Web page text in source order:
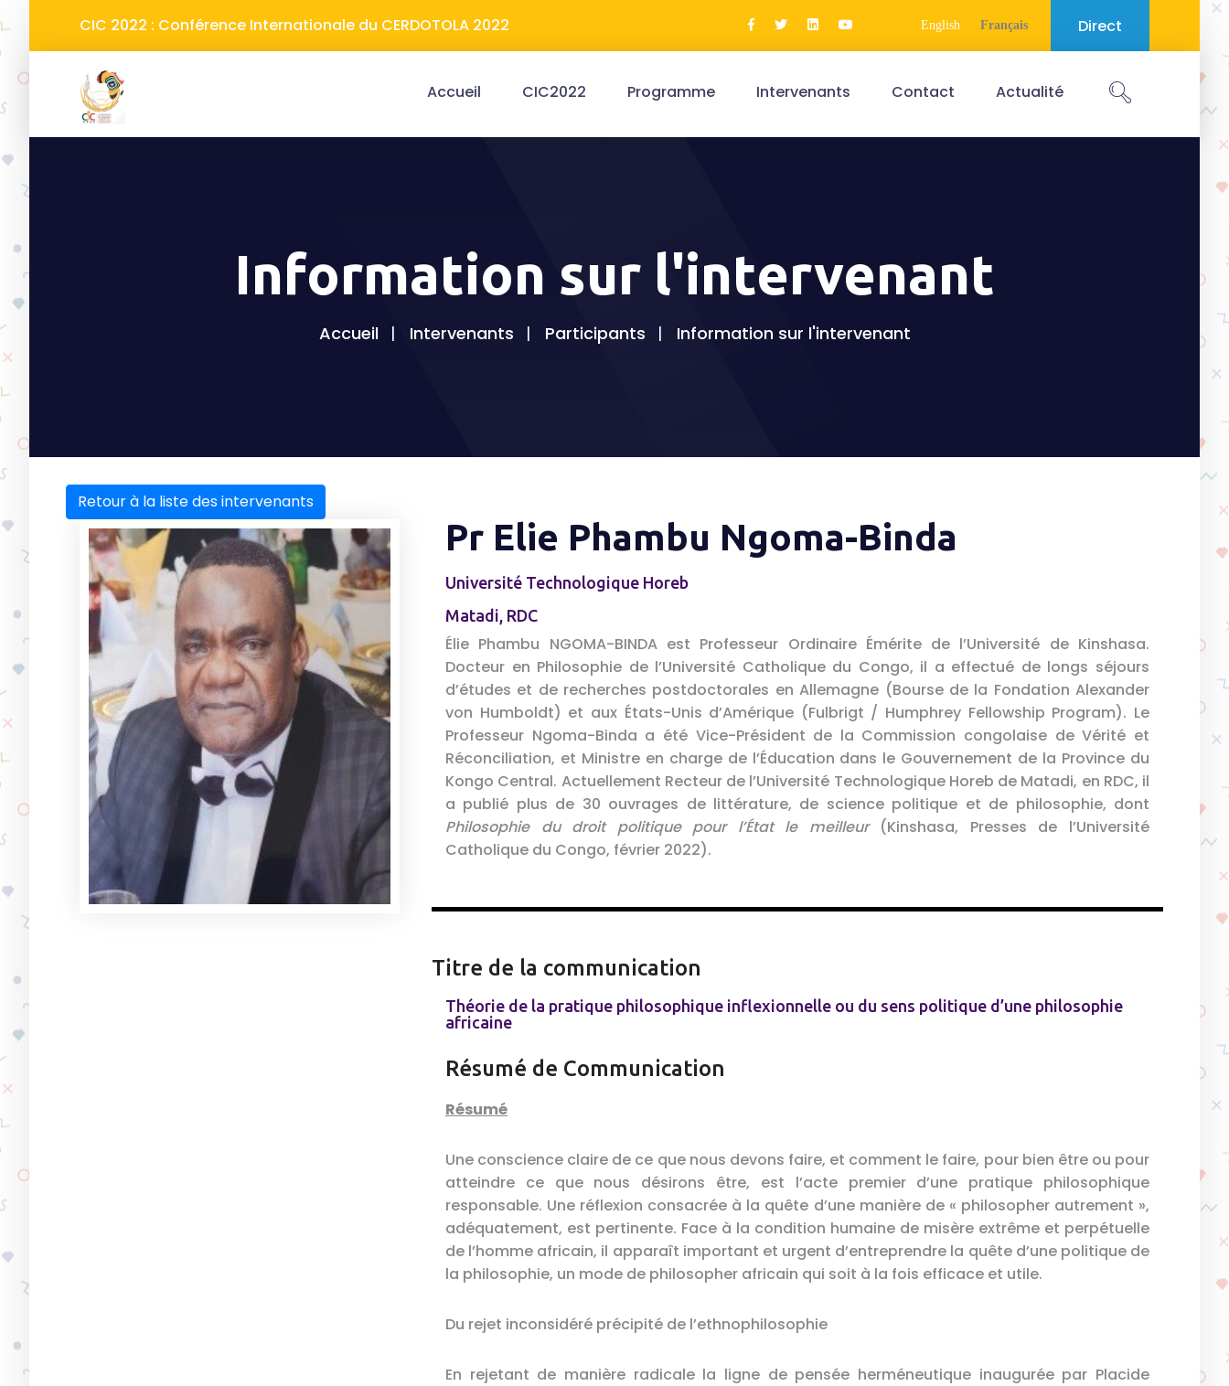
CIC 2022 : Conférence Internationale du CERDOTOLA 2022 English Français Direct
Accueil CIC2022 Programme Intervenants Contact Actualité
Information sur l'intervenant
Accueil Intervenants Participants Information sur l'intervenant
Retour à la liste des intervenants
Pr Elie Phambu Ngoma-Binda
Université Technologique Horeb
Matadi, RDC
Élie Phambu NGOMA-BINDA est Professeur Ordinaire Émérite de l’Université de Kinshasa.
Docteur en Philosophie de l’Université Catholique du Congo, il a effectué de longs séjours
d’études et de recherches postdoctorales en Allemagne (Bourse de la Fondation Alexander
von Humboldt) et aux États-Unis d’Amérique (Fulbrigt / Humphrey Fellowship Program). Le
Professeur Ngoma-Binda a été Vice-Président de la Commission congolaise de Vérité et
Réconciliation, et Ministre en charge de l’Éducation dans le Gouvernement de la Province du
Kongo Central. Actuellement Recteur de l’Université Technologique Horeb de Matadi, en RDC, il
a publié plus de 30 ouvrages de littérature, de science politique et de philosophie, dont
Philosophie du droit politique pour l’État le meilleur(Kinshasa, Presses de l’Université
Catholique du Congo, février 2022).
Titre de la communication
Théorie de la pratique philosophique inflexionnelle ou du sens politique d’une philosophie
africaine
Résumé de Communication
Résumé
Une conscience claire de ce que nous devons faire, et comment le faire, pour bien être ou pour
atteindre ce que nous désirons être, est l’acte premier d’une pratique philosophique
responsable. Une réflexion consacrée à la quête d’une manière de « philosopher autrement »,
adéquatement, est pertinente. Face à la condition humaine de misère extrême et perpétuelle
de l’homme africain, il apparaît important et urgent d’entreprendre la quête d’une politique de
la philosophie, un mode de philosopher africain qui soit à la fois efficace et utile.
Du rejet inconsidéré précipité de l’ethnophilosophie
En rejetant de manière radicale la ligne de pensée herméneutique inaugurée par Placide